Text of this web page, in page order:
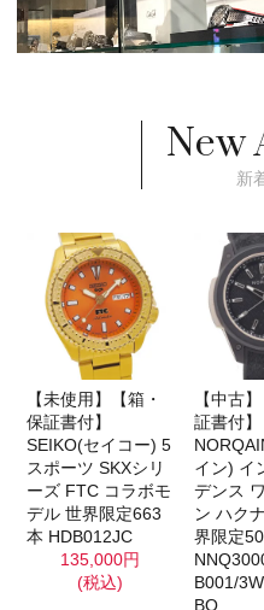
New
新
【未使用】【箱・
保証書付】
SEIKO(セイコー) 5
スポーツ SKXシリ
ーズ FTC コラボモ
デル 世界限定663
本 HDB012JC
135,000円
(税込)
【中古
証書付】
イン) イ
デンス
ン ハク
界限定
B001/
BQ